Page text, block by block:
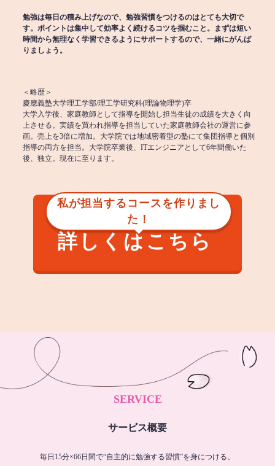
勉強は毎日の積み上げなので、勉強習慣をつけるのはとても大切で
す。ポイントは集中して効率よく続けるコツを掴むこと。まずは短い
時間から無理なく学習できるようにサポートするので、一緒にがんば
りましょう。
＜略歴＞
慶應義塾大学理工学部/理工学研究科(理論物理学)卒
大学入学後、家庭教師として指導を開始し担当生徒の成績を大きく向
上させる。実績を買われ指導を担当していた家庭教師会社の運営に参
画。売上を3倍に増加。大学院では地域密着型の塾にて集団指導と個別
指導の両方を担当。大学院卒業後、ITエンジニアとして6年間働いた
後、独立。現在に至ります。
私が担当するコースを作りまし
た！
詳しくはこちら
SERVICE
サービス概要
毎日15分×66日間で“自主的に勉強する習慣”を身につける。